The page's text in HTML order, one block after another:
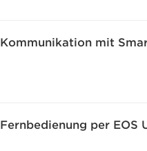
Kommunikation mit
Fernbedienung per EOS